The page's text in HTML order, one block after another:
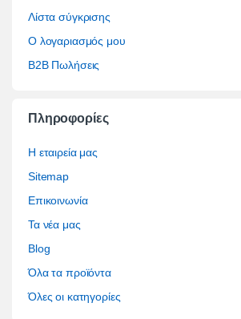
Λίστα σύγκρισης
Ο λογαριασμός μου
B2B Πωλήσεις
Πληροφορίες
Η εταιρεία μας
Sitemap
Επικοινωνία
Τα νέα μας
Blog
Όλα τα προϊόντα
Όλες οι κατηγορίες